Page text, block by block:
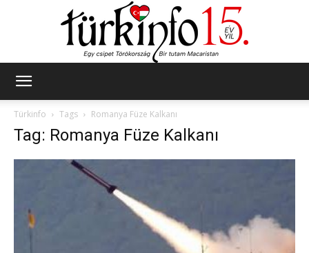
Türkinfo
Tags Romanya Füze Kalkanı
Tag: Romanya Füze Kalkanı